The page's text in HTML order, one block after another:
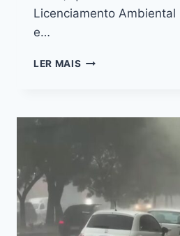
Licenciamento Ambiental
e…
LER MAIS